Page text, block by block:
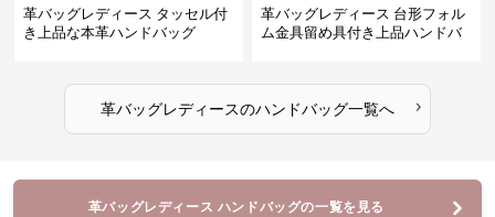
革バッグレディース タッセル付
き上品な本革ハンドバッグ
革バッグレディース 台形フォル
ム金具留め具付き上品ハンドバ
革バッグレディースのハンドバッグ一覧へ ›
革バッグレディース ハンドバッグの一覧を見る